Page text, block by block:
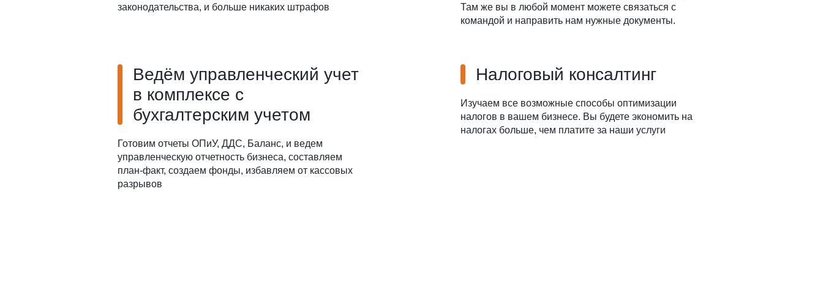
законодательства, и больше никаких штрафов
Там же вы в любой момент можете связаться с
командой и направить нам нужные документы.
Ведём управленческий учет
в комплексе с
бухгалтерским учетом
Готовим отчеты ОПиУ, ДДС, Баланс, и ведем
управленческую отчетность бизнеса, составляем
план-факт, создаем фонды, избавляем от кассовых
разрывов
Налоговый консалтинг
Изучаем все возможные способы оптимизации
налогов в вашем бизнесе. Вы будете экономить на
налогах больше, чем платите за наши услуги